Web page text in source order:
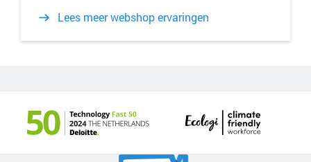
Lees meer webshop ervaringen